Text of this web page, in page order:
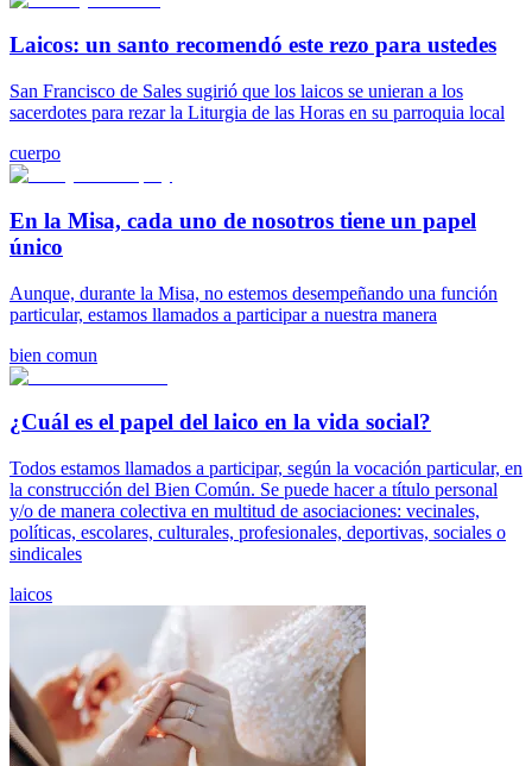
Laicos: un santo recomendó este rezo para ustedes
San Francisco de Sales sugirió que los laicos se unieran a los
sacerdotes para rezar la Liturgia de las Horas en su parroquia local
cuerpo
En la Misa, cada uno de nosotros tiene un papel
único
Aunque, durante la Misa, no estemos desempeñando una función
particular, estamos llamados a participar a nuestra manera
bien comun
¿Cuál es el papel del laico en la vida social?
Todos estamos llamados a participar, según la vocación particular, en
la construcción del Bien Común. Se puede hacer a título personal
y/o de manera colectiva en multitud de asociaciones: vecinales,
políticas, escolares, culturales, profesionales, deportivas, sociales o
sindicales
laicos